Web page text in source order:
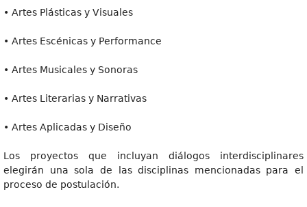
• Artes Plásticas y Visuales
• Artes Escénicas y Performance
• Artes Musicales y Sonoras
• Artes Literarias y Narrativas
• Artes Aplicadas y Diseño
Los proyectos que incluyan diálogos interdisciplinares
elegirán una sola de las disciplinas mencionadas para el
proceso de postulación.